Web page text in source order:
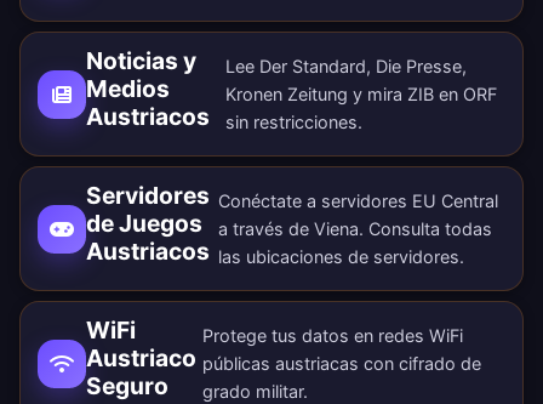
Noticias y
Medios
Austriacos
Lee Der Standard, Die Presse,
Kronen Zeitung y mira ZIB en ORF
sin restricciones.
Servidores
de Juegos
Austriacos
Conéctate a servidores EU Central
a través de Viena. Consulta todas
las ubicaciones de servidores.
WiFi
Austriaco
Seguro
Protege tus datos en redes WiFi
públicas austriacas con cifrado de
grado militar.